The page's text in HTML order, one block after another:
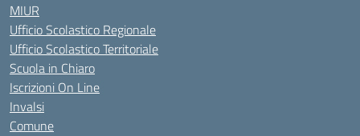
MIUR
Ufficio Scolastico Regionale
Ufficio Scolastico Territoriale
Scuola in Chiaro
Iscrizioni On Line
Invalsi
Comune